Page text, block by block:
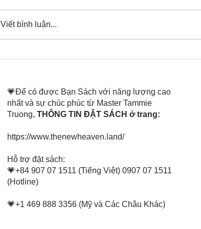
Cô
Viết bình luận...
💗Để có được Bạn Sách với năng lượng cao
nhất và sự chúc phúc từ Master Tammie
Truong, THÔNG TIN ĐẶT SÁCH ở trang:
https://www.thenewheaven.land/
​Hỗ trợ đặt sách:
💗+84 907 07 1511 (Tiếng Việt) 0907 07 1511
(Hotline)
💗+1 469 888 3356 (Mỹ và Các Châu Khác)